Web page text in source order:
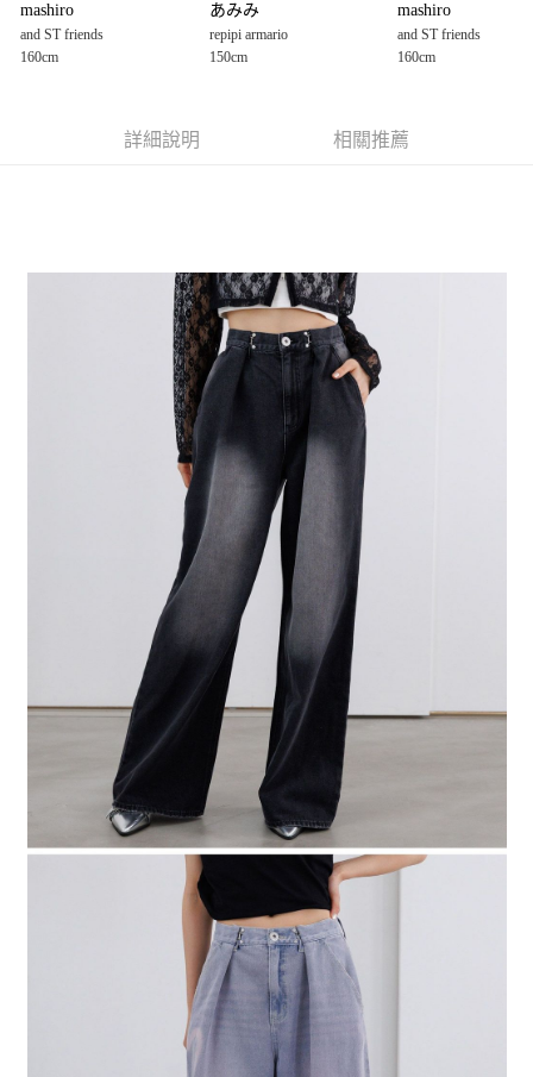
1.本服務由台灣大哥大提供，台灣大哥大用戶可立即使用無須另外申請。
2.付款方式選擇「大哥付你分期」，訂單成立後會自動跳轉到大哥付的交易
3.實際核准額度、可分期數及費用金額請依後續交易確認頁面所載為準。
4.訂單成立30分鐘內，如未前往確認交易或遇審核未通過，訂單將自動取
2.透過簡訊連結打開帳單後，可選擇「超商條碼／台灣大直營門市／銀行轉
帳／街口支付／iPASS MONEY」等通路繳費。
1.本服務係由「台灣大哥大股份有限公司」（以下簡稱本公司）所提供，讓
用戶於交易時，得透過本服務購買商品或服務，並由商店將買賣／分期付款
買賣價金債權讓與本公司後，依約使用本公司帳單繳交帳款。
2.基於同意付款使用「大哥付你分期」之契約關係目的，商店將以您的個人
資料（包含姓名、電話或地址）提供予台灣大哥大進項蒐集、處理及利用，
由本公司與您本人進行分期帳單所需資料之確認、核對及更正。
3.完整用戶服務條款，請詳閱以下連結：https://oppay.tw/userRule
AFTEE先享後付
結帳頁面，進行簡訊認證並確認金額後，即可完成結帳。
２．訂單成立數日內，您將收到繳費通知簡訊。
３．收到繳費通知簡訊後14天內，點擊此簡訊中的連結，可透過四大超商／
ATM／網路銀行／等多元方式進行付款，方視為交易完成。
※ 請注意：結帳手續完成當下不需立刻繳費，但若您需要取消訂單，請聯絡
購買商品的店家。未經商家同意取消之訂單仍視為有效，需透過AFTEE先享
※ 交易是否成功請以「AFTEE先享後付 」之結帳頁面顯示為準，若有關於
是否繳費成功／繳費後需取消欲退款等相關疑問，請聯繫「AFTEE先享後付
https://netprotections.freshdesk.com/support/home
１．透過由恩沛科技股份有限公司提供之「AFTEE先享後付」服務完成之交
易，需依本服務之必要範圍內提供個人資料，並將交易相關給付款項請求債
權轉讓予恩沛科技股份有限公司。
２．關於個人資料處理事宜，請瀏覽以下網址：
https://aftee.tw/terms/#terms3
３．未成年的使用者請事先徵得法定代理人或監護人之同意方可使用
「AFTEE先享後付」，若未經同意申辦者引起之損失，本公司不負相關責
４．使用「AFTEE先享後付」時，將依據個別帳號之用戶狀況，依本公司即
時審查核予不同之上限額度；若仍有額度不足之情形，本公司將視審查結果
請求用戶進行身份認證。
５．嚴禁一人註冊多個帳號或使用他人資訊註冊。若發現惡意使用之情形，
恩沛科技股份有限公司將有權停止該用戶之使用額度並採取法律行動。
每筆NT$80，滿NT$888(含以上)免運費
每筆NT$80，滿NT$1,500(含以上)免運費
每筆NT$80，滿NT$1,500(含以上)免運費
每筆NT$80，滿NT$1,500(含以上)免運費
mashiro
and ST friends
160cm
あみみ
repipi armario
150cm
mashiro
and ST friends
160cm
詳細說明 相關推薦